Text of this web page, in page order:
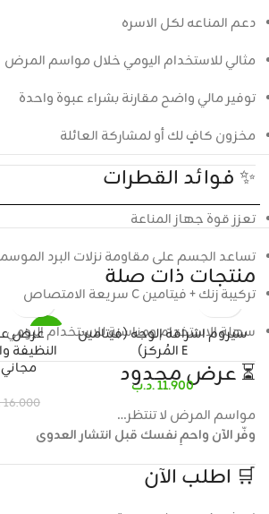
دعم المناعه لكل الاسره
مثالي للاستخدام اليومي خلال مواسم المرض
توفير مالي واضح مقارنة بشراء عبوة واحدة
مخزون كافٍ لك أو لمشاركة العائلة
✨ فوائد القطرات
تعزز قوة جهاز المناعة
تساعد الجسم على مقاومة نزلات البرد
تركيبة زنك + فيتامين C سريعة الامتصاص
سهلة الاستخدام ومناسبة للاستخدام اليومي
⏳ عرض محدود
مواسم المرض لا تنتظر…
وفّر الآن واحمِ نفسك قبل انتشار العدوى
🛒 اطلب الآن
منتجات ذات صلة
سيروم اشراقة الوجه (فيتامين
E المُركز)
11.900.د.ب
SALEعرض
النظيفة
مجاني
16.000